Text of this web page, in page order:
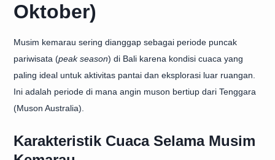
Oktober)
Musim kemarau sering dianggap sebagai periode puncak
pariwisata (peak season) di Bali karena kondisi cuaca yang
paling ideal untuk aktivitas pantai dan eksplorasi luar ruangan.
Ini adalah periode di mana angin muson bertiup dari Tenggara
(Muson Australia).
Karakteristik Cuaca Selama Musim